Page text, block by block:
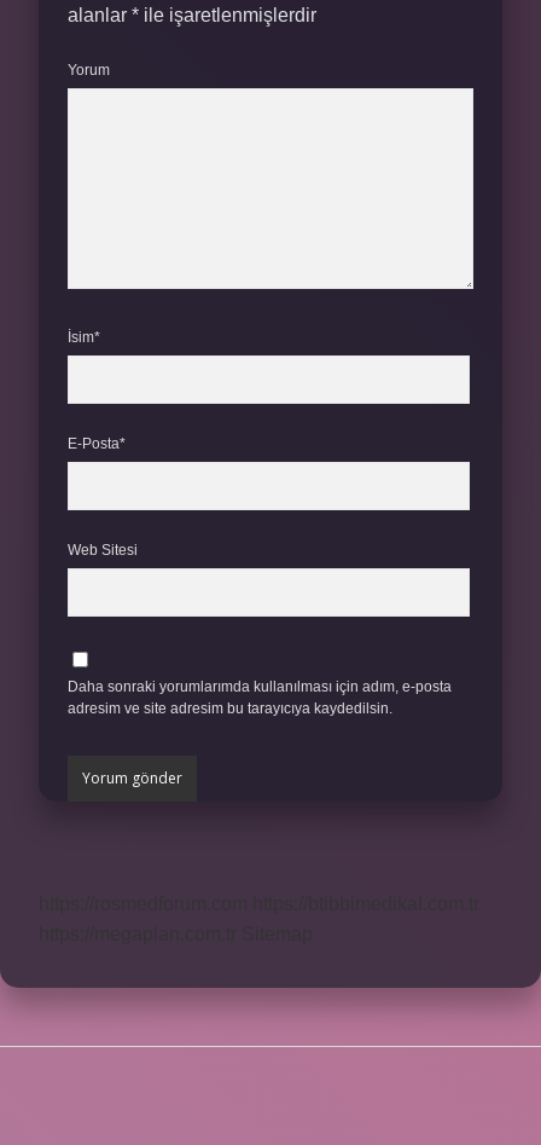
alanlar * ile işaretlenmişlerdir
Yorum
İsim*
E-Posta*
Web Sitesi
Daha sonraki yorumlarımda kullanılması için adım, e-posta
adresim ve site adresim bu tarayıcıya kaydedilsin.